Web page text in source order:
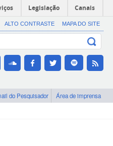
Legislação Canais
ALTO CONTRASTE MAPA DO SITE
do Pesquisador Área de imprensa